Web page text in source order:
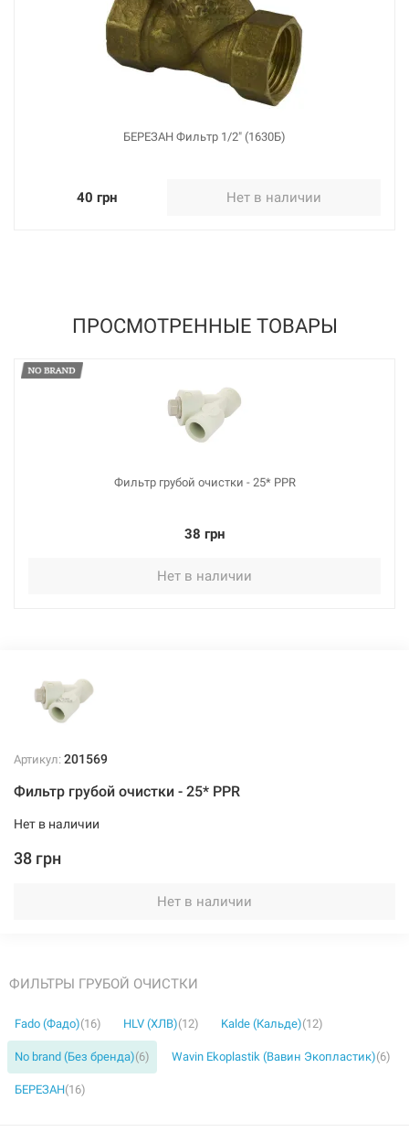
БЕРЕЗАН Фильтр 1/2" (1630Б)
40 грн Нет в наличии
ПРОСМОТРЕННЫЕ ТОВАРЫ
Фильтр грубой очистки - 25* PPR
38 грн
Нет в наличии
Артикул: 201569
Фильтр грубой очистки - 25* PPR
Нет в наличии
38 грн
Нет в наличии
ФИЛЬТРЫ ГРУБОЙ ОЧИСТКИ
Fado (Фадо)(16) HLV (ХЛВ)(12) Kalde (Кальде)(12)
No brand (Без бренда)(6) Wavin Ekoplastik (Вавин Экопластик)(6)
БЕРЕЗАН(16)